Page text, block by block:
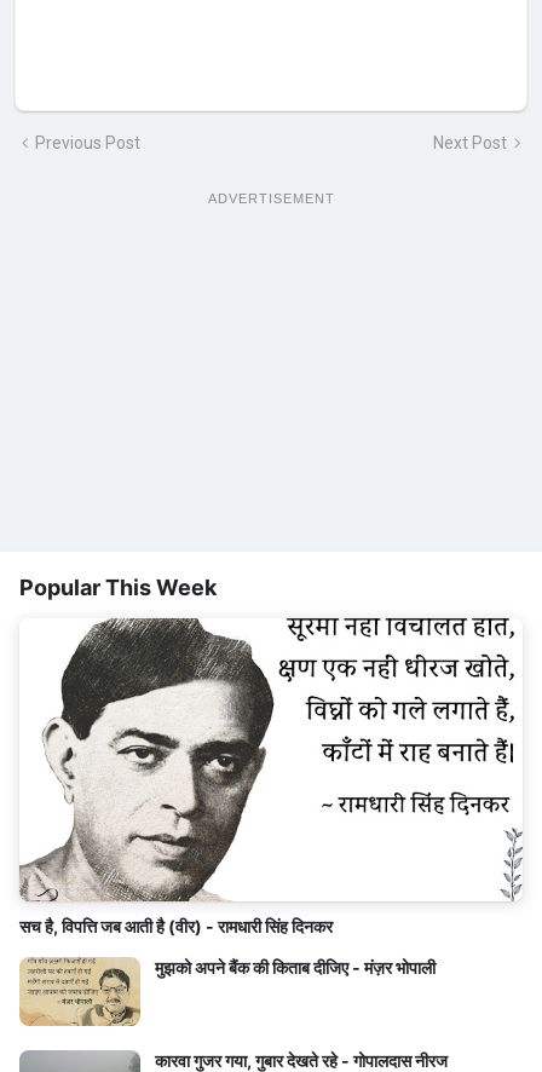
Previous Post Next Post
ADVERTISEMENT
Popular This Week
सच है, विपत्ति जब आती है (वीर) - रामधारी सिंह दिनकर
मुझको अपने बैंक की किताब दीजिए - मंज़र भोपाली
कारवा गुजर गया, गुबार देखते रहे - गोपालदास नीरज